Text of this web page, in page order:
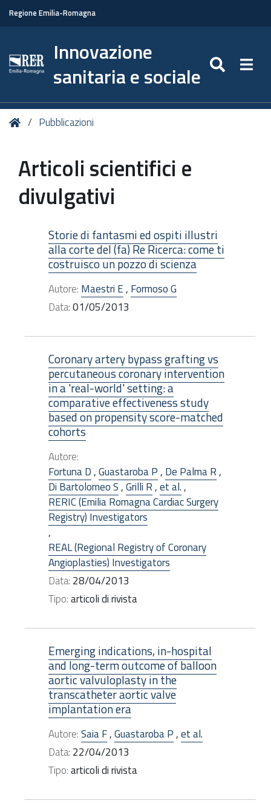
Regione Emilia-Romagna
Innovazione
sanitaria e sociale
Tu HomePubblicazioni
Articoli scientifici e
divulgativi
Storie di fantasmi ed ospiti illustri
alla corte del (fa) Re Ricerca: come ti
costruisco un pozzo di scienza
Autore: Maestri E, Formoso G
Data:01/05/2013
Coronary artery bypass grafting vs
percutaneous coronary intervention
in a 'real-world' setting: a
comparative effectiveness study
based on propensity score-matched
cohorts
Autore:
Fortuna D,Guastaroba P, De Palma R,
Di Bartolomeo S,Grilli R,et al.,
RERIC (Emilia Romagna Cardiac Surgery
Registry) Investigators
,
REAL (Regional Registry of Coronary
Angioplasties) Investigators
Data: 28/04/2013
Tipo:articoli di rivista
Emerging indications, in-hospital
and long-term outcome of balloon
aortic valvuloplasty in the
transcatheter aortic valve
implantation era
Autore:Saia F,Guastaroba P,et al.
Data: 22/04/2013
Tipo:articoli di rivista